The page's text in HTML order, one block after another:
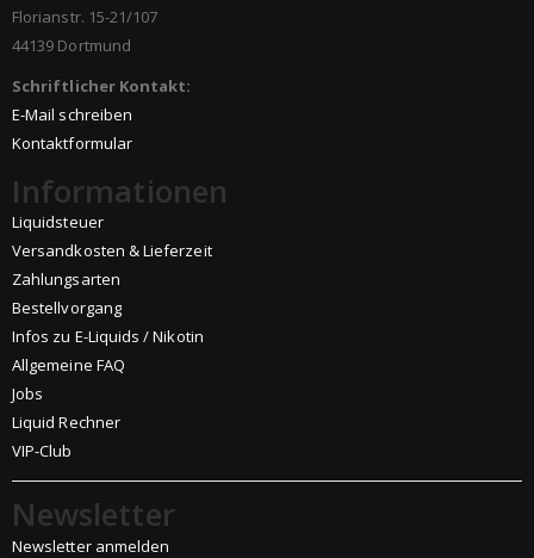
Florianstr. 15-21/107
44139 Dortmund
Schriftlicher Kontakt:
E-Mail schreiben
Kontaktformular
Informationen
Liquidsteuer
Versandkosten & Lieferzeit
Zahlungsarten
Bestellvorgang
Infos zu E-Liquids / Nikotin
Allgemeine FAQ
Jobs
Liquid Rechner
VIP-Club
Newsletter
Newsletter anmelden